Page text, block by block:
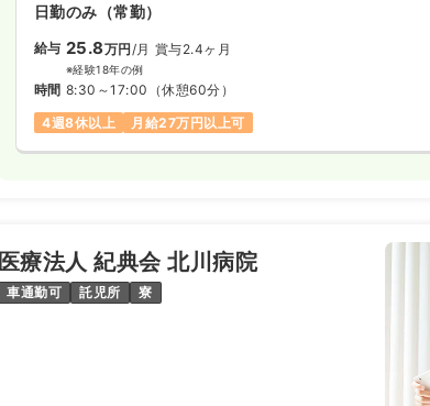
日勤のみ（常勤）
給与 25.8万円/月 賞与2.4ヶ月
※経験18年の例
時間 8:30～17:00 （休憩60分）
4週8休以上
月給27万円以上可
医療法人 紀典会 北川病院
車通勤可 託児所 寮